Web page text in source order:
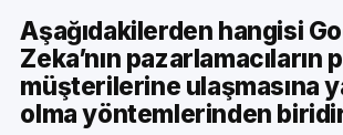
Aşağıdakilerden hangisi
Zeka’nın pazarlamacıların
müşterilerine ulaşmasına
olma yöntemlerinden